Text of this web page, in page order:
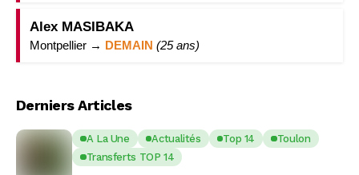
Alex MASIBAKA
Montpellier → DEMAIN (25 ans)
Derniers Articles
A La Une Actualités Top 14
Toulon
Transferts TOP 14